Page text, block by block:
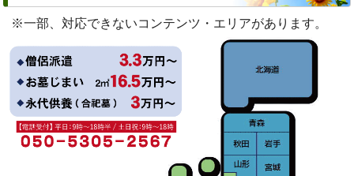
※一部、対応できないコンテンツ・エリアがあります。